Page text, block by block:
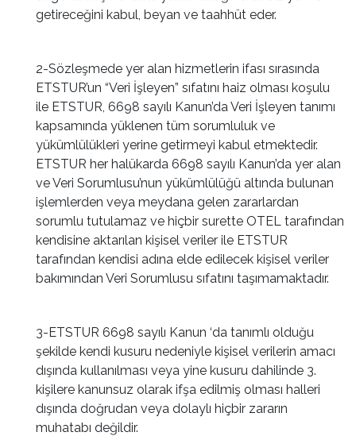
getireceğini kabul, beyan ve taahhüt eder.
2-Sözleşmede yer alan hizmetlerin ifası sırasında
ETSTUR’un “Veri İşleyen” sıfatını haiz olması koşulu
ile ETSTUR, 6698 sayılı Kanun’da Veri İşleyen tanımı
kapsamında yüklenen tüm sorumluluk ve
yükümlülükleri yerine getirmeyi kabul etmektedir.
ETSTUR her halükarda 6698 sayılı Kanun’da yer alan
ve Veri Sorumlusu’nun yükümlülüğü altında bulunan
işlemlerden veya meydana gelen zararlardan
sorumlu tutulamaz ve hiçbir surette OTEL tarafından
kendisine aktarılan kişisel veriler ile ETSTUR
tarafından kendisi adına elde edilecek kişisel veriler
bakımından Veri Sorumlusu sıfatını taşımamaktadır.
3-ETSTUR 6698 sayılı Kanun ‘da tanımlı olduğu
şekilde kendi kusuru nedeniyle kişisel verilerin amacı
dışında kullanılması veya yine kusuru dahilinde 3.
kişilere kanunsuz olarak ifşa edilmiş olması halleri
dışında doğrudan veya dolaylı hiçbir zararın
muhatabı değildir.